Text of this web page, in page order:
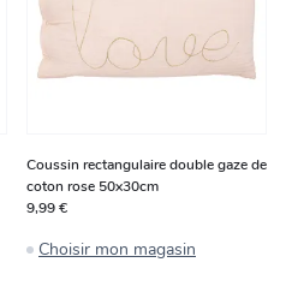
Coussin rectangulaire double gaze de
coton rose 50x30cm
9,99 €
Choisir mon magasin